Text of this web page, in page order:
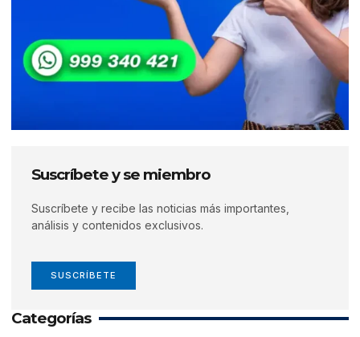
Suscríbete y se miembro
Suscríbete y recibe las noticias más importantes,
análisis y contenidos exclusivos.
SUSCRÍBETE
Categorías